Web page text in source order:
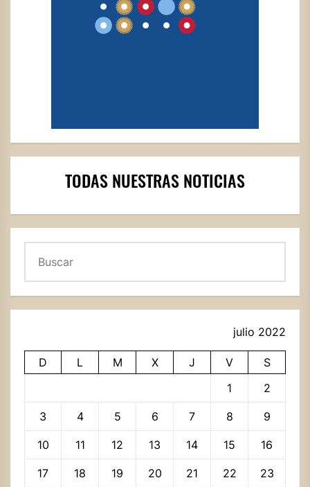
TODAS NUESTRAS NOTICIAS
julio 2022
D L M X J V
S
1
2
3 4 5 6 7 8 9
10 11 12 13 14 15 16
17 18 19 20 21 22 23